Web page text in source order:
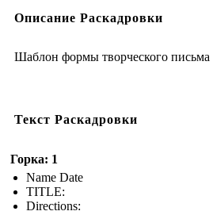
Описание Раскадровки
Шаблон формы творческого письма
Текст Раскадровки
Горка: 1
Name Date
TITLE :
Directions: